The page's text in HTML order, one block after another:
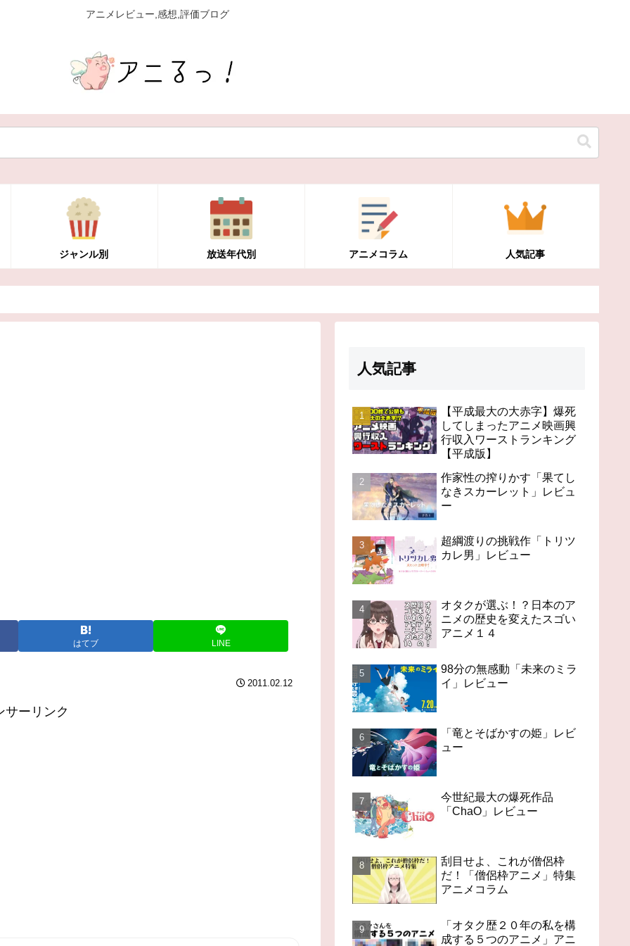
アニメレビュー,感想,評価ブログ
ジャンル別 放送年代別 アニメコラム 人気記事
はてブ LINE
2011.02.12
サーリンク
人気記事
【平成最大の大赤字】爆死
してしまったアニメ映画興
行収入ワーストランキング
【平成版】
作家性の搾りかす「果てし
なきスカーレット」レビュ
ー
超綱渡りの挑戦作「トリツ
カレ男」レビュー
オタクが選ぶ！？日本のア
ニメの歴史を変えたスゴい
アニメ１４
98分の無感動「未来のミラ
イ」レビュー
「竜とそばかすの姫」レビ
ュー
今世紀最大の爆死作品
「ChaO」レビュー
刮目せよ、これが僧侶枠
だ！「僧侶枠アニメ」特集
アニメコラム
「オタク歴２０年の私を構
成する５つのアニメ」アニ